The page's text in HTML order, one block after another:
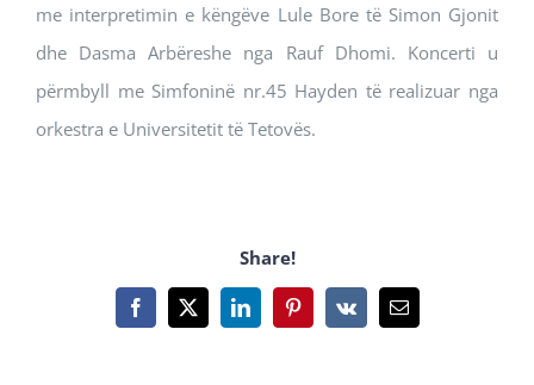
me interpretimin e këngëve Lule Bore të Simon Gjonit
dhe Dasma Arbëreshe nga Rauf Dhomi. Koncerti u
përmbyll me Simfoninë nr.45 Hayden të realizuar nga
orkestra e Universitetit të Tetovës.
Share!
Facebook
X LinkedInPinterest
Vk Email